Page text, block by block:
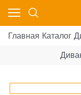
Главная Каталог